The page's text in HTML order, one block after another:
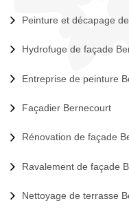
Peinture et décapage
Hydrofuge de façade
Entreprise de peinture
Façadier Bernecourt
Rénovation de façade
Ravalement de façade
Nettoyage de terrasse